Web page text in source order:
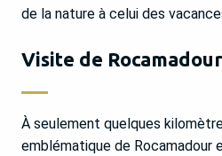
de la nature à celui des
Visite de Rocamadour
À seulement quelques
emblématique de Rocamadour